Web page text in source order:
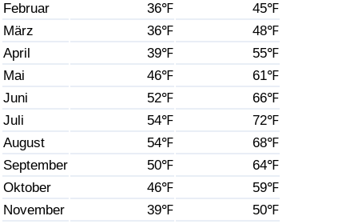
Februar
36℉
45℉
März
36℉
48℉
April
39℉
55℉
Mai
46℉
61℉
Juni
52℉
66℉
Juli
54℉
72℉
August
54℉
68℉
September
50℉
64℉
Oktober
46℉
59℉
November
39℉
50℉
in Akaba
Kriminalität
Kriminalitäts-Index (aktuell)
Kriminalitäts-Index
Kriminalitätsindex nach Land
Gesundheitsversorgung